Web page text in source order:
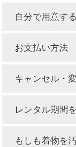
自分で用意す
お支払い方法
キャンセル・
レンタル期間
もしも着物を